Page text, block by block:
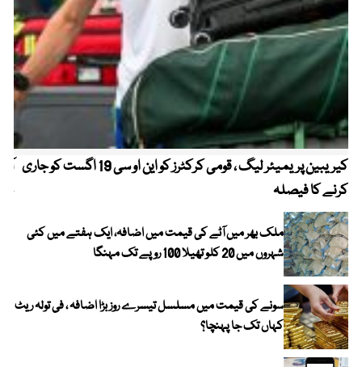
کیریبین پریمیئر لیگ ، قومی کرکٹرز کو این او سی 19 اگست کو جاری
کرنے کا فیصلہ
ملک بھر میں آٹے کی قیمت میں اضافہ، ایک ہفتے میں کئی
شہروں میں 20 کلو تھیلا 100 روپے تک مہنگا
سونے کی قیمت میں مسلسل تیسرے روز بڑا اضافہ ، فی تولہ ریٹ
کہاں تک جا پہنچا؟